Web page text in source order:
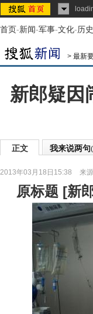
首页-新闻-军事-文化-历史
> 最新
新郎疑因
正文 我来说两句(
2013年03月18日15:38 来源
原标题 [新